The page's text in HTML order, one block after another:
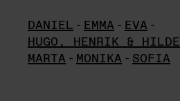
DANIEL - EMMA - EVA -
HUGO, HENRIK & HILDE
MARTA - MONIKA - SOFIA